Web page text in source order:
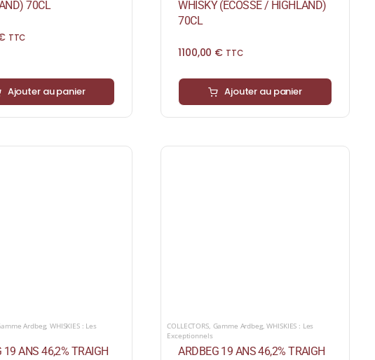
70CL
TTC
Ajouter au panier
WHISKY (ÉCOSSE / HIGHLAND)
70CL
1100,00 € TTC
Ajouter au panier
Ardbeg,WHISKIES : Les
19 ANS 46,2% TRAIGH
COLLECTORS, Gamme Ardbeg,WHISKIES : Les
Exceptionnels
ARDBEG 19 ANS 46,2% TRAIGH